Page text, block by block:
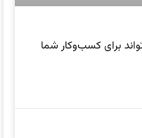
برای کسب‌وکار شما